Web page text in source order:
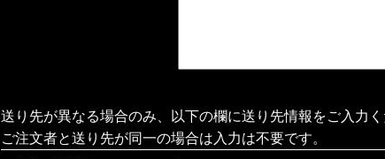
送り先が異なる場合のみ、以下の欄に送り先情報をご入力
ご注文者と送り先が同一の場合は入力は不要です。